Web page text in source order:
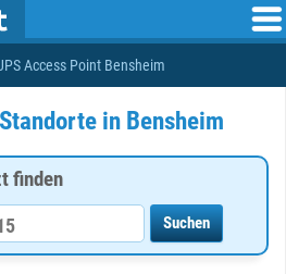
Access Point Bensheim
in Bensheim
finden